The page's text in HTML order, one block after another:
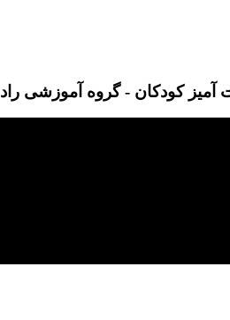
آمیز کودکان - گروه آموزشی راد